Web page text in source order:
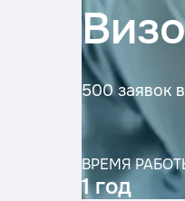
500 заявок
ВРЕМЯ
1 год